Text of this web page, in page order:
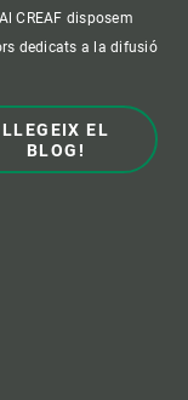
CREAF disposem
dedicats a la difusió
LLEGEIX EL
BLOG!